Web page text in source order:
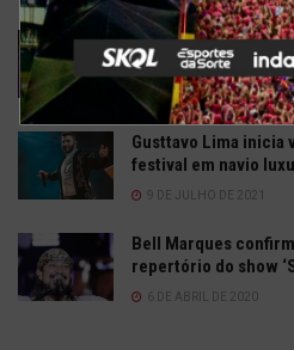
Confira 5
para visitar neste
6 DE SETEMBRO DE 2021
Gusttavo Lima inicia
festival em navio
9 DE JULHO DE 2021
Bell Marques
repertório do show
6 DE ABRIL DE 2020